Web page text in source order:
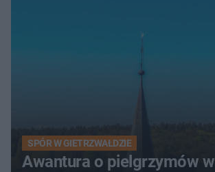
SPÓR W GIETRZWAŁDZIE
Awantura o pielgrzymów w